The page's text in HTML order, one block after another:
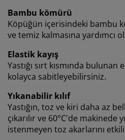
Bambu kömürü
Köpüğün içerisindeki bambu
ve temiz kalmasına yardımcı
Elastik kayış
Yastığı sırt kısmında
kolayca sabitleyebilirsiniz.
Yıkanabilir kılıf
Yastığın, toz ve kiri daha az
çıkarılır ve 60°C'de makinede
istenmeyen toz akarlarını